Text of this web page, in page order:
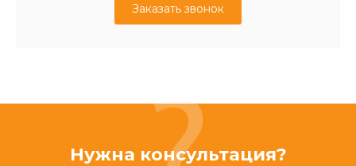
Заказать звонок
Нужна консультация?